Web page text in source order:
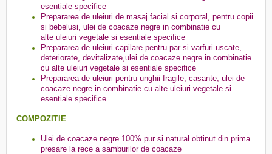
esentiale specifice
Prepararea de uleiuri de masaj facial si corporal, pentru copii
si bebelusi, ulei de coacaze negre in combinatie cu
alte uleiuri vegetale si esentiale specifice
Prepararea de uleiuri capilare pentru par si varfuri uscate,
deteriorate, devitalizate,ulei de coacaze negre in combinatie
cu alte uleiuri vegetale si esentiale specifice
Prepararea de uleiuri pentru unghii fragile, casante, ulei de
coacaze negre in combinatie cu alte uleiuri vegetale si
esentiale specifice
COMPOZITIE
Ulei de coacaze negre 100% pur si natural obtinut din prima
presare la rece a samburilor de coacaze